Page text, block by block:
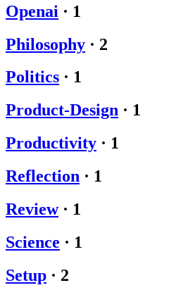
Openai · 1
Philosophy · 2
Politics · 1
Product-Design · 1
Productivity · 1
Reflection · 1
Review · 1
Science · 1
Setup · 2